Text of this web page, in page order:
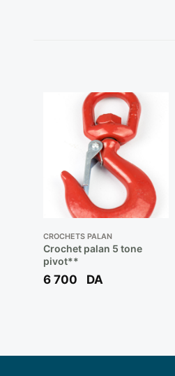
CROCHETS PALAN
Crochet palan 5 tone
pivot**
6 700 DA